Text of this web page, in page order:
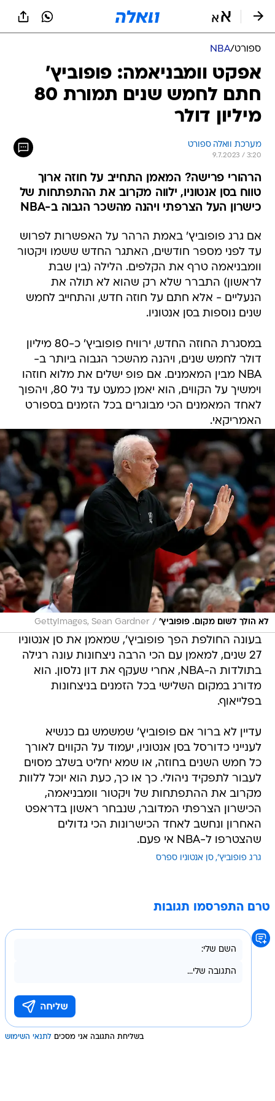
ספורט/
NBA
אפקט וומבניאמה: פופוביץ'
חתם לחמש שנים תמורת 80
מיליון דולר
מערכת וואלה ספורט
9.7.2023 / 3:20
הרהורי פרישה? המאמן התחייב על חוזה ארוך
טווח בסן אנטוניו, ילווה מקרוב את ההתפתחות של
כישרון העל הצרפתי ויהנה מהשכר הגבוה ב-NBA
אם גרג פופוביץ' באמת הרהר על האפשרות לפרוש
עד לפני מספר חודשים, האתגר החדש ששמו ויקטור
וומבניאמה טרף את הקלפים. הלילה (בין שבת
לראשון) התברר שלא רק שהוא לא תולה את
הנעליים - אלא חתם על חוזה חדש, והתחייב לחמש
שנים נוספות בסן אנטוניו.
במסגרת החוזה החדש, ירוויח פופוביץ' כ-80 מיליון
דולר לחמש שנים, ויהנה מהשכר הגבוה ביותר ב-
NBA מבין המאמנים. אם פופ ישלים את מלוא חוזהו
וימשיך על הקווים, הוא יאמן כמעט עד גיל 80, ויהפוך
לאחד המאמנים הכי מבוגרים בכל הזמנים בספורט
האמריקאי.
לא הולך לשום מקום. פופוביץ' /
GettyImages, Sean Gardner
בעונה החולפת הפך פופוביץ', שמאמן את סן אנטוניו
27 שנים, למאמן עם הכי הרבה ניצחונות עונה רגילה
בתולדות ה-NBA, אחרי שעקף את דון נלסון. הוא
מדורג במקום השלישי בכל הזמנים בניצחונות
בפלייאוף.
עדיין לא ברור אם פופוביץ' שמשמש גם כנשיא
לענייני כדורסל בסן אנטוניו, יעמוד על הקווים לאורך
כל חמש השנים בחוזה, או שמא יחליט בשלב מסוים
לעבור לתפקיד ניהולי. כך או כך, כעת הוא יוכל ללוות
מקרוב את ההתפתחות של ויקטור וומבניאמה,
הכישרון הצרפתי המדובר, שנבחר ראשון בדראפט
האחרון ונחשב לאחד הכישרונות הכי גדולים
שהצטרפו ל-NBA אי פעם.
גרג פופוביץ' סן אנטוניו ספרס
טרם התפרסמו תגובות
בשליחת התגובה אני מסכים לתנאי השימוש